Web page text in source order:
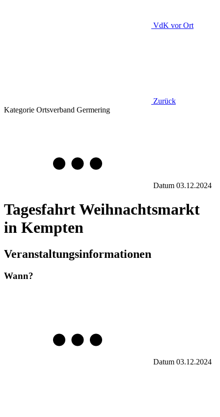
VdK vor Ort
Zurück
Kategorie Ortsverband Germering
Datum 03.12.2024
Tagesfahrt Weihnachtsmarkt
in Kempten
Veranstaltungsinformationen
Wann?
Datum 03.12.2024